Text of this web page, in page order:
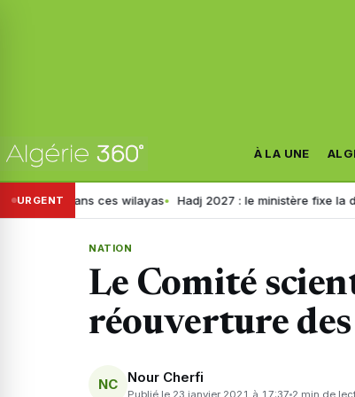
À LA UNE
URGENT
ces wilayas Hadj 2027 : le ministère fixe la date du
NATION
Le Comité
réouverture
NC Nour Cherfi
Publié le 23 janvier 2021 à 17:37 2 min de